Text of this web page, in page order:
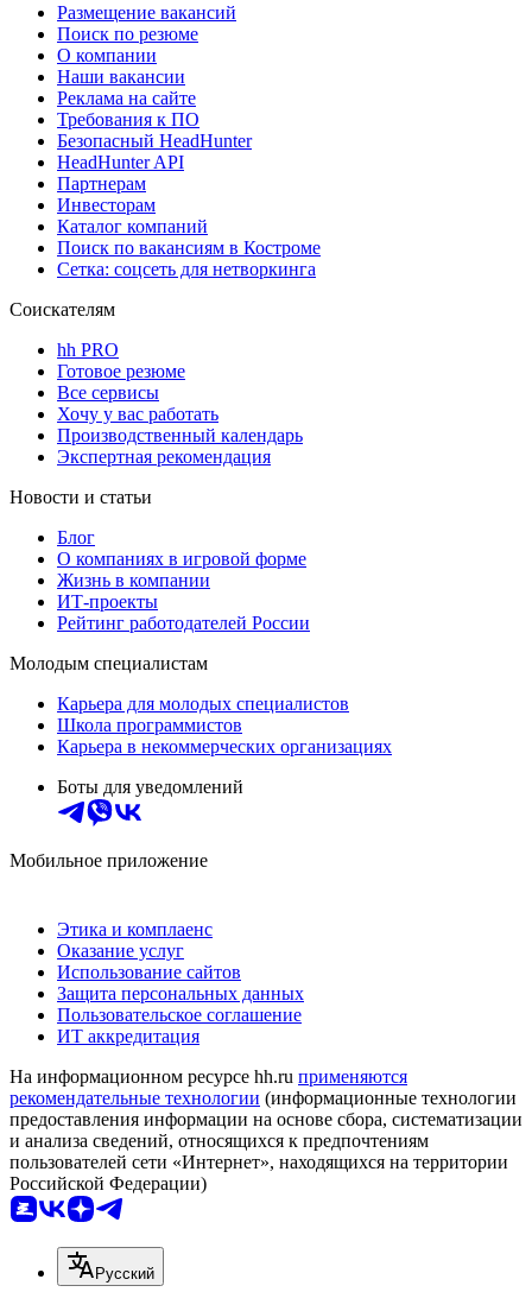
Размещение вакансий
Поиск по резюме
О компании
Наши вакансии
Реклама на сайте
Требования к ПО
Безопасный HeadHunter
HeadHunter API
Партнерам
Инвесторам
Каталог компаний
Поиск по вакансиям в Костроме
Сетка: соцсеть для нетворкинга
Соискателям
hh PRO
Готовое резюме
Все сервисы
Хочу у вас работать
Производственный календарь
Экспертная рекомендация
Новости и статьи
Блог
О компаниях в игровой форме
Жизнь в компании
ИТ-проекты
Рейтинг работодателей России
Молодым специалистам
Карьера для молодых специалистов
Школа программистов
Карьера в некоммерческих организациях
Боты для уведомлений
Мобильное приложение
Этика и комплаенс
Оказание услуг
Использование сайтов
Защита персональных данных
Пользовательское соглашение
ИТ аккредитация
На информационном ресурсе hh.ru применяются
рекомендательные технологии (информационные технологии
предоставления информации на основе сбора, систематизации
и анализа сведений, относящихся к предпочтениям
пользователей сети «Интернет», находящихся на территории
Российской Федерации)
Русский